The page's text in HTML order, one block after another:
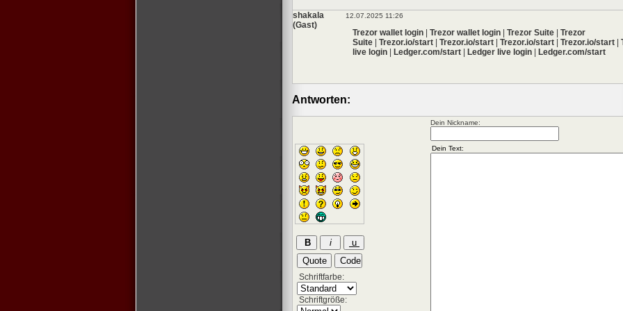
shakala
(Gast)
12.07.2025 11:26
Trezor wallet login Trezor wallet login Trezor Suite
Trezor
Suite
Trezor.io/start Trezor.io/start Trezor.io/start Trezor.io/start
live login
Ledger.com/start Ledger live login Ledger.com/start
Antworten:
Dein Nickname:
Schriftfarbe:
Schriftgröße: